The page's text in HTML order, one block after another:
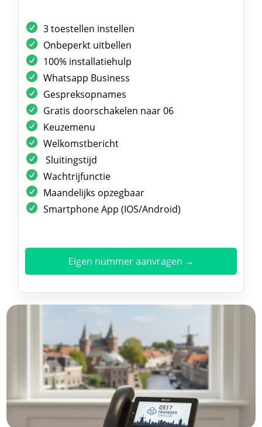
3 toestellen instellen
Onbeperkt uitbellen
100% installatiehulp
Whatsapp Business
Gespreksopnames
Gratis doorschakelen naar 06
Keuzemenu
Welkomstbericht
Sluitingstijd
Wachtrijfunctie
Maandelijks opzegbaar
Smartphone App (IOS/Android)
Eigen nummer aanvragen →